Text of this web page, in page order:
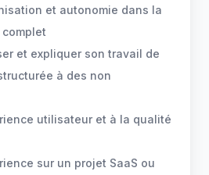
et autonomie dans la
complet
et expliquer son travail de
à des non
utilisateur et à la qualité
sur un projet SaaS ou